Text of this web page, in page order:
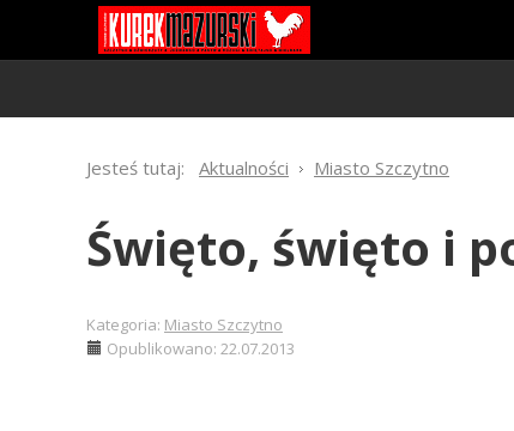
Jesteś tutaj: Aktualności Miasto Szczytno
Święto, święto i
Kategoria: Miasto Szczytno
Opublikowano: 22.07.2013